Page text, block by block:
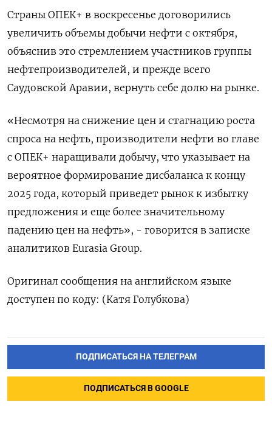
Страны ОПЕК+ в воскресенье договорились
увеличить объемы добычи нефти с октября,
объяснив это стремлением участников группы
нефтепроизводителей, и прежде всего
Саудовской Аравии, вернуть себе долю на рынке.
«Несмотря на снижение цен и стагнацию роста
спроса на нефть, производители нефти во главе
с ОПЕК+ наращивали добычу, что указывает на
вероятное формирование дисбаланса к концу
2025 года, который приведет рынок к избытку
предложения и еще более значительному
падению цен на нефть», - говорится в записке
аналитиков Eurasia Group.
Оригинал сообщения на английском языке
доступен по коду: (Катя Голубкова)
ПОДПИСАТЬСЯ НА ТЕЛЕГРАМ
ПОДПИСАТЬСЯ В GOOGLE